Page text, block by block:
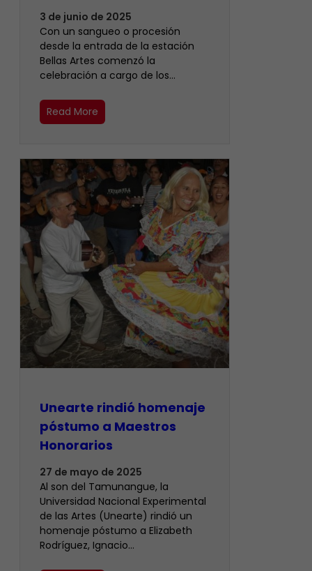
3 de junio de 2025
Con un sangueo o procesión
desde la entrada de la estación
Bellas Artes comenzó la
celebración a cargo de los…
Read More
Unearte rindió homenaje
póstumo a Maestros
Honorarios
27 de mayo de 2025
Al son del Tamunangue, la
Universidad Nacional Experimental
de las Artes (Unearte) rindió un
homenaje póstumo a Elizabeth
Rodríguez, Ignacio…